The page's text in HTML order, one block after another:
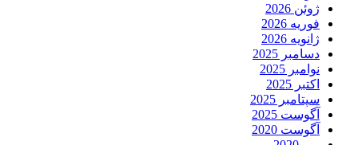
ژوئن 2026
فوریه 2026
ژانویه 2026
دسامبر 2025
نوامبر 2025
اکتبر 2025
سپتامبر 2025
آگوست 2025
آگوست 2020